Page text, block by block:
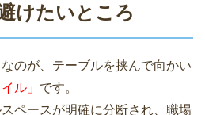
けたいところ
のが、テーブルを挟んで向かい
ル」 です。
ペースが明確に分断され、職場